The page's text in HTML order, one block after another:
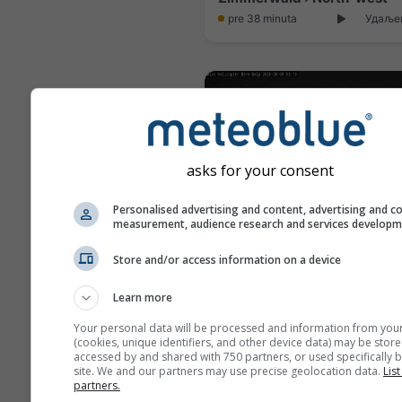
pre 38 minuta
asks for your consent
Personalised advertising and content, advertising and
measurement, audience research and services
Store and/or access information on a device
Learn more
Your personal data will be processed and information from
(cookies, unique identifiers, and other device data) may be
accessed by and shared with 750 partners, or used specifically
site. We and our partners may use precise geolocation data.
partners.